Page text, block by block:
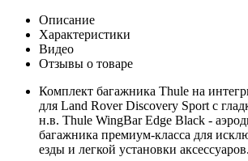
Описание
Характеристики
Видео
Отзывы о товаре
Комплект багажника Thule на
для Land Rover Discovery Sport с
н.в. Thule WingBar Edge Black -
багажника премиум-класса для
езды и легкой установки аксессуаров.